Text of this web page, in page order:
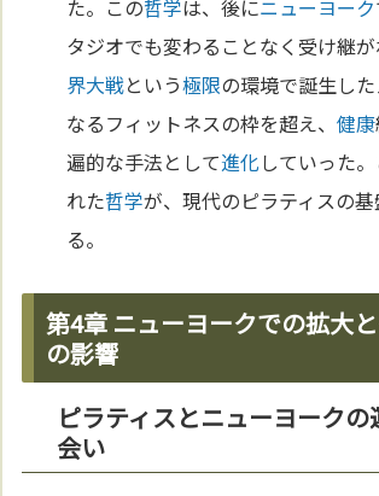
た。この哲学は、後にニューヨーク
タジオでも変わることなく受け継
界大戦という極限の環境で誕生し
なるフィットネスの枠を超え、健康
遍的な手法として進化していった
れた哲学が、現代のピラティスの
る。
第4章 ニューヨークでの拡大
の影響
ピラティスとニューヨークの
会い